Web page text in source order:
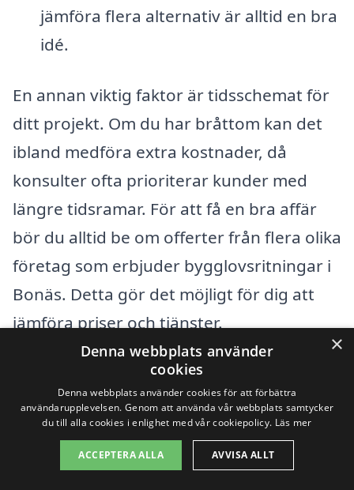
jämföra flera alternativ är alltid en bra
idé.
En annan viktig faktor är tidsschemat för
ditt projekt. Om du har bråttom kan det
ibland medföra extra kostnader, då
konsulter ofta prioriterar kunder med
längre tidsramar. För att få en bra affär
bör du alltid be om offerter från flera olika
företag som erbjuder bygglovsritningar i
Bonäs. Detta gör det möjligt för dig att
jämföra priser och tjänster.
Det är också en god idé att tänka på
framtida kostnader. Att investera i
kvalitativa bygglovsritningar kan spara
dig tid och pengar på lång sikt, speciellt
×
Denna webbplats använder
cookies
Denna webbplats använder cookies för att förbättra
användarupplevelsen. Genom att använda vår webbplats samtycker
du till alla cookies i enlighet med vår cookiepolicy. Läs mer
ACCEPTERA ALLA AVVISA ALLT